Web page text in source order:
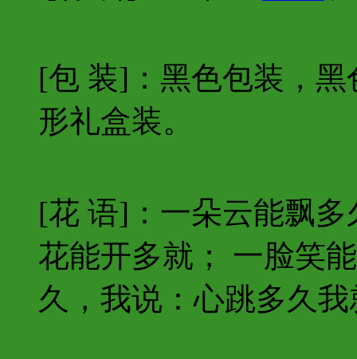
[包 装]：黑色包装，
形礼盒装。
[花 语]：一朵云能飘
花能开多就； 一脸笑
久，我说：心跳多久